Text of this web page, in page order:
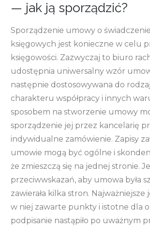
— jak ją sporządzić?
Sporządzenie umowy o
księgowych jest konieczne w celu
księgowości. Zazwyczaj to biuro
udostępnia uniwersalny wzór
następnie dostosowywana do
charakteru współpracy i innych
sposobem na stworzenie umowy
sporządzenie jej przez kancelarię
indywidualne zamówienie. Zapisy
umowie mogą być ogólne i
że zmieszczą się na jednej stronie.
przeciwwskazań, aby umowa była
zawierała kilka stron. Najważniejsze
w niej zawarte punkty i istotne dla
podpisanie nastąpiło po uważnym